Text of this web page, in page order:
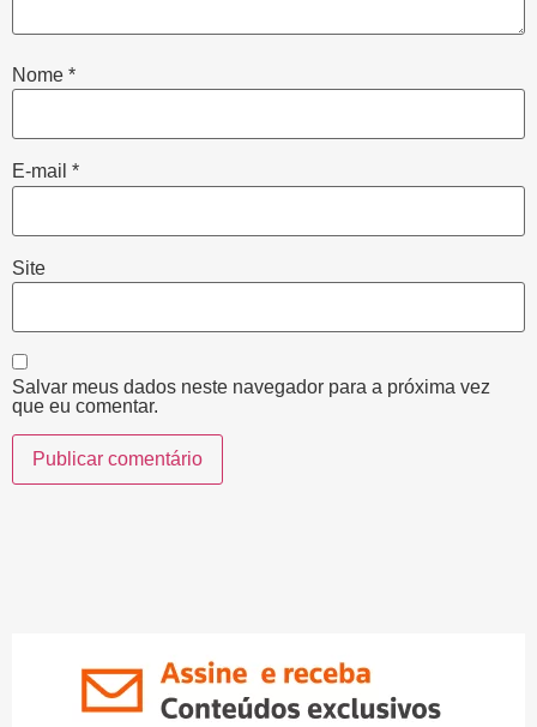
Nome *
E-mail *
Site
Salvar meus dados neste navegador para a próxima vez
que eu comentar.